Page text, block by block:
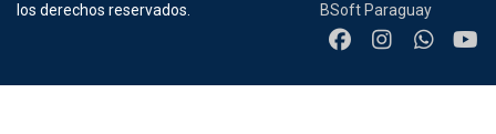
los derechos reservados.
BSoft Paraguay